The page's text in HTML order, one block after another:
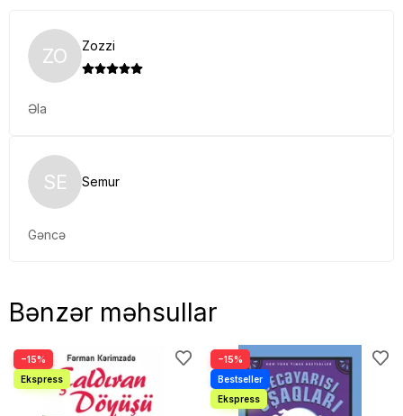
ZO Zozzi
Əla
SE Semur
Gəncə
Bənzər məhsullar
−15% −15%